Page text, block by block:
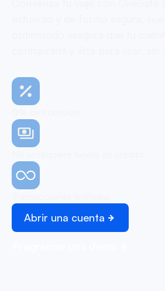
Abrir una cuenta